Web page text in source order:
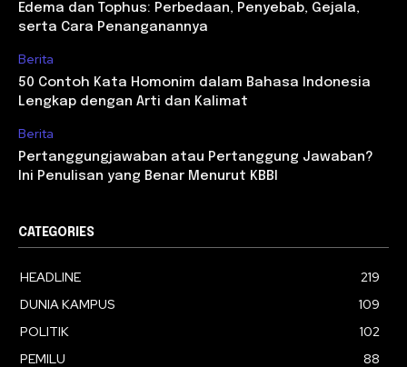
Edema dan Tophus: Perbedaan, Penyebab, Gejala,
serta Cara Penanganannya
Berita
50 Contoh Kata Homonim dalam Bahasa Indonesia
Lengkap dengan Arti dan Kalimat
Berita
Pertanggungjawaban atau Pertanggung Jawaban?
Ini Penulisan yang Benar Menurut KBBI
CATEGORIES
HEADLINE
219
DUNIA KAMPUS
109
POLITIK
102
PEMILU
88